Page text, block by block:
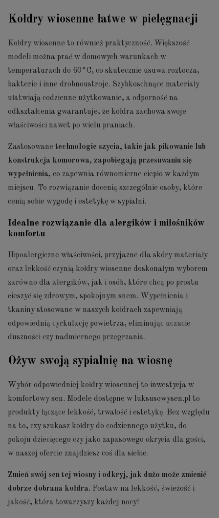
Kołdry wiosenne łatwe w pielęgnacji
Kołdry wiosenne to również praktyczność. Większość
modeli można prać w domowych warunkach w
temperaturach do 60°C, co skutecznie usuwa roztocza,
bakterie i inne drobnoustroje. Szybkoschnące materiały
ułatwiają codzienne użytkowanie, a odporność na
odkształcenia gwarantuje, że kołdra zachowa swoje
właściwości nawet po wielu praniach.
Zastosowane technologie szycia, takie jak pikowanie lub
konstrukcja komorowa, zapobiegają przesuwaniu się
wypełnienia, co zapewnia równomierne ciepło w każdym
miejscu. To rozwiązanie docenią szczególnie osoby, które
cenią sobie wygodę i estetykę w sypialni.
Idealne rozwiązanie dla alergików i miłośników
komfortu
Hipoalergiczne właściwości, przyjazne dla skóry materiały
oraz lekkość czynią kołdry wiosenne doskonałym wyborem
zarówno dla alergików, jak i osób, które chcą po prostu
cieszyć się zdrowym, spokojnym snem. Wypełnienia i
tkaniny stosowane w naszych kołdrach zapewniają
odpowiednią cyrkulację powietrza, eliminując uczucie
duszności czy nadmiernego przegrzania.
Ożyw swoją sypialnię na wiosnę
Wybór odpowiedniej kołdry wiosennej to inwestycja w
komfortowy sen. Modele dostępne w luksusowysen.pl to
produkty łączące lekkość, trwałość i estetykę. Bez względu
na to, czy szukasz kołdry do codziennego użytku, do
pokoju dziecięcego czy jako zapasowego okrycia dla gości,
w naszej ofercie znajdziesz coś dla siebie.
Zmień swój sen tej wiosny i odkryj, jak dużo może zmienić
dobrze dobrana kołdra. Postaw na lekkość, świeżość i
jakość, która towarzyszy każdej nocy!